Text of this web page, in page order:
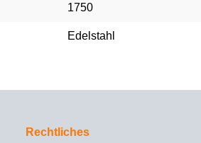
1750
Edelstahl
Rechtliches